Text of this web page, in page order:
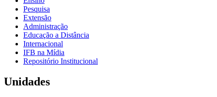
Pesquisa
Extensão
Administração
Educação a Distância
Internacional
IFB na Mídia
Repositório Institucional
Unidades